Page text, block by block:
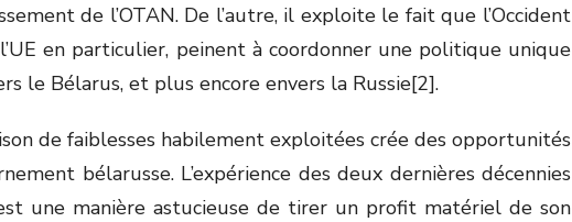
de l’OTAN. De l’autre, il exploite le fait que l’Occident
en particulier, peinent à coordonner une politique unique
le Bélarus, et plus encore envers la Russie[2].
de faiblesses habilement exploitées crée des opportunités
bélarusse. L’expérience des deux dernières décennies
une manière astucieuse de tirer un profit matériel de son